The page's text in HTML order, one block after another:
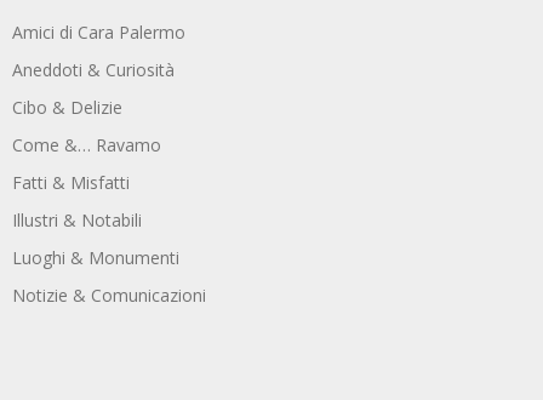
Amici di Cara Palermo
Aneddoti & Curiosità
Cibo & Delizie
Come &… Ravamo
Fatti & Misfatti
Illustri & Notabili
Luoghi & Monumenti
Notizie & Comunicazioni